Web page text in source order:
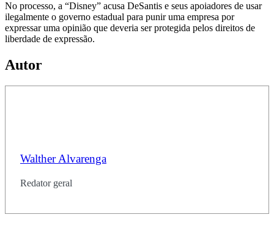
No processo, a “Disney” acusa DeSantis e seus apoiadores de usar
ilegalmente o governo estadual para punir uma empresa por
expressar uma opinião que deveria ser protegida pelos direitos de
liberdade de expressão.
Autor
Walther Alvarenga
Redator geral